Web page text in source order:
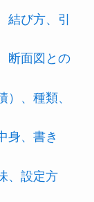
結び方、引
断面図との
、種類、
身、書き
、設定方